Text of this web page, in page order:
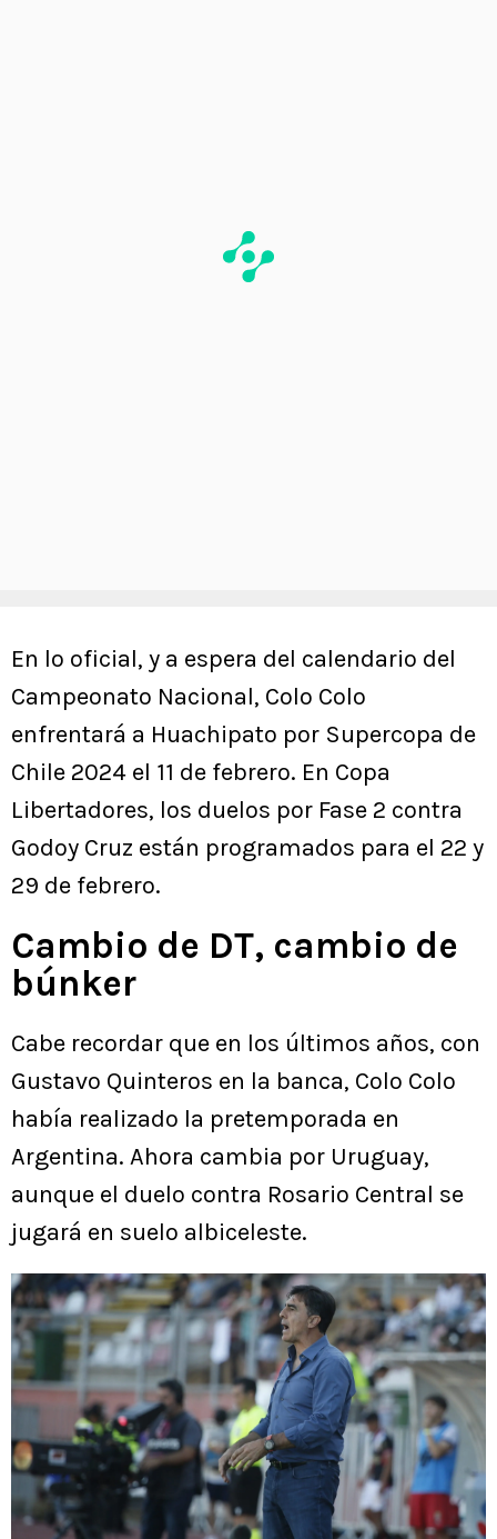
En lo oficial, y a espera del calendario del
Campeonato Nacional, Colo Colo
enfrentará a Huachipato por Supercopa de
Chile 2024 el 11 de febrero. En Copa
Libertadores, los duelos por Fase 2 contra
Godoy Cruz están programados para el 22 y
29 de febrero.
Cambio de DT, cambio de
búnker
Cabe recordar que en los últimos años, con
Gustavo Quinteros en la banca, Colo Colo
había realizado la pretemporada en
Argentina. Ahora cambia por Uruguay,
aunque el duelo contra Rosario Central se
jugará en suelo albiceleste.